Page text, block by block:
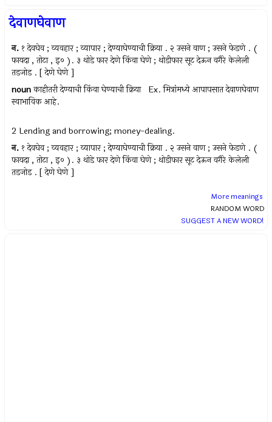
देवाणघेवाण
न. १ देवघेव ; व्यवहार ; व्यापार ; देण्याघेण्याची क्रिया . २ उसने वाण ; उसने फेडणे . (
फायदा , तोटा , इ० ). ३ थोडे फार देणे किंवा घेणे ; थोडीफार सूट देऊन वगैरे केलेली
तडजोड . [ देणे घेणे ]
noun काहीतरी देण्याची किंवा घेण्याची क्रिया Ex.मित्रांमध्ये आपापसात देवाणघेवाण
स्वाभाविक आहे.
2 Lending and borrowing; money-dealing.
न. १ देवघेव ; व्यवहार ; व्यापार ; देण्याघेण्याची क्रिया . २ उसने वाण ; उसने फेडणे . (
फायदा , तोटा , इ० ). ३ थोडे फार देणे किंवा घेणे ; थोडीफार सूट देऊन वगैरे केलेली
तडजोड . [ देणे घेणे ]
More meanings
RANDOM WORD
SUGGEST A NEW WORD!